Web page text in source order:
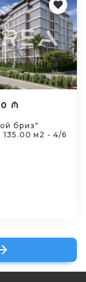
₼
бриз"
135.00 м2 - 4/6